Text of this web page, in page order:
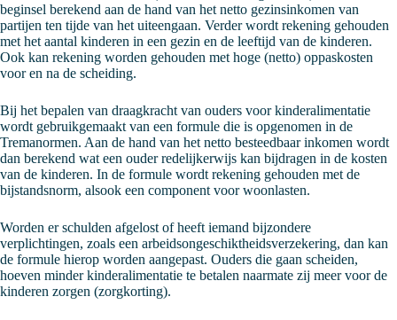
beginsel berekend aan de hand van het netto gezinsinkomen van
partijen ten tijde van het uiteengaan. Verder wordt rekening gehouden
met het aantal kinderen in een gezin en de leeftijd van de kinderen.
Ook kan rekening worden gehouden met hoge (netto) oppaskosten
voor en na de scheiding.
Bij het bepalen van draagkracht van ouders voor kinderalimentatie
wordt gebruikgemaakt van een formule die is opgenomen in de
Tremanormen. Aan de hand van het netto besteedbaar inkomen wordt
dan berekend wat een ouder redelijkerwijs kan bijdragen in de kosten
van de kinderen. In de formule wordt rekening gehouden met de
bijstandsnorm, alsook een component voor woonlasten.
Worden er schulden afgelost of heeft iemand bijzondere
verplichtingen, zoals een arbeidsongeschiktheidsverzekering, dan kan
de formule hierop worden aangepast. Ouders die gaan scheiden,
hoeven minder kinderalimentatie te betalen naarmate zij meer voor de
kinderen zorgen (zorgkorting).